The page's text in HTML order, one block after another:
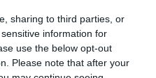
sharing to third parties, or
information for
use the below opt-out
Please note that after your
Εθνικής
Χρίστου Δήμα και
Πιτσιλή: 1. […]